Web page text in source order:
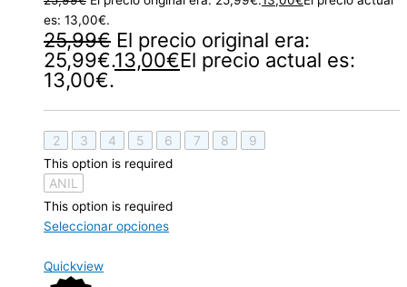
es: 13,00€.
25,99€ El precio original era:
25,99€.13,00€El precio actual es:
13,00€.
2 3 4 5 6 7 8 9
This option is required
ANIL
This option is required
Seleccionar opciones
Quickview